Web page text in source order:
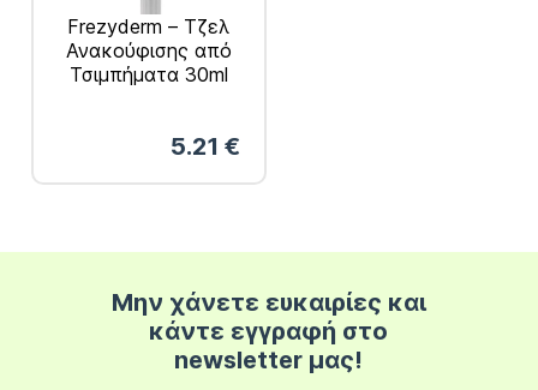
Frezyderm – Τζελ
Ανακούφισης από
Τσιμπήματα 30ml
5.21 €
Μην χάνετε ευκαιρίες και
κάντε εγγραφή στο
newsletter μας!